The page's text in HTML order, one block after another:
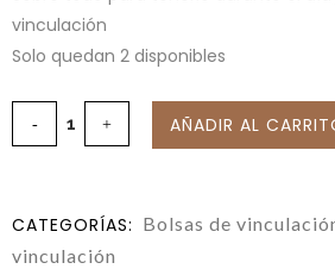
vinculación
Solo quedan 2 disponibles
AÑADIR AL
CATEGORÍAS: Bolsas de
vinculación